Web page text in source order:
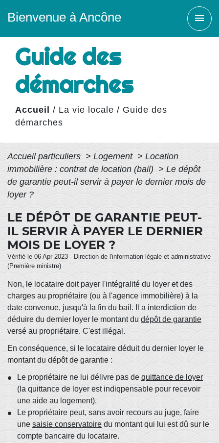
Bienvenue à Ancône menu
Guide des
démarches
Accueil / La vie locale / Guide des
démarches
Accueil particuliers > Logement > Location
immobilière : contrat de location (bail) > Le dépôt
de garantie peut-il servir à payer le dernier mois de
loyer ?
LE DÉPÔT DE GARANTIE PEUT-
IL SERVIR À PAYER LE DERNIER
MOIS DE LOYER ?
Vérifié le 06 Apr 2023 - Direction de l'information légale et administrative
(Première ministre)
Non, le locataire doit payer l'intégralité du loyer et des
charges au propriétaire (ou à l'agence immobilière) à la
date convenue, jusqu'à la fin du bail. Il a interdiction de
déduire du dernier loyer le montant du dépôt de garantie
versé au propriétaire. C'est illégal.
En conséquence, si le locataire déduit du dernier loyer le
montant du dépôt de garantie :
Le propriétaire ne lui délivre pas de quittance de loyer
(la quittance de loyer est indiqpensable pour recevoir
une aide au logement).
Le propriétaire peut, sans avoir recours au juge, faire
une saisie conservatoire du montant qui lui est dû sur le
compte bancaire du locataire.